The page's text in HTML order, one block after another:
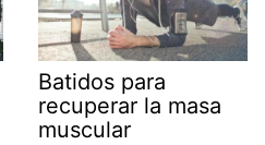
Batidos para
recuperar la masa
muscular